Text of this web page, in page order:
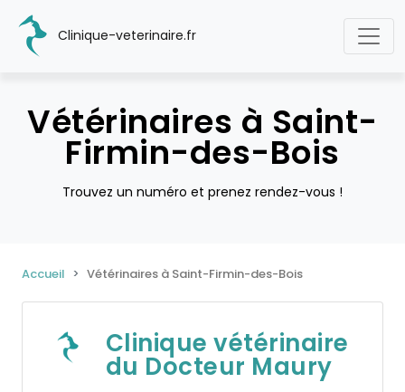
Clinique-veterinaire.fr
Vétérinaires à Saint-
Firmin-des-Bois
Trouvez un numéro et prenez rendez-vous !
Accueil Vétérinaires à Saint-Firmin-des-Bois
Clinique vétérinaire
du Docteur Maury